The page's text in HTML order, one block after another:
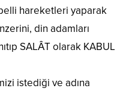
hareketleri yaparak
din adamları
SALÂT olarak KABUL
istediği ve adına